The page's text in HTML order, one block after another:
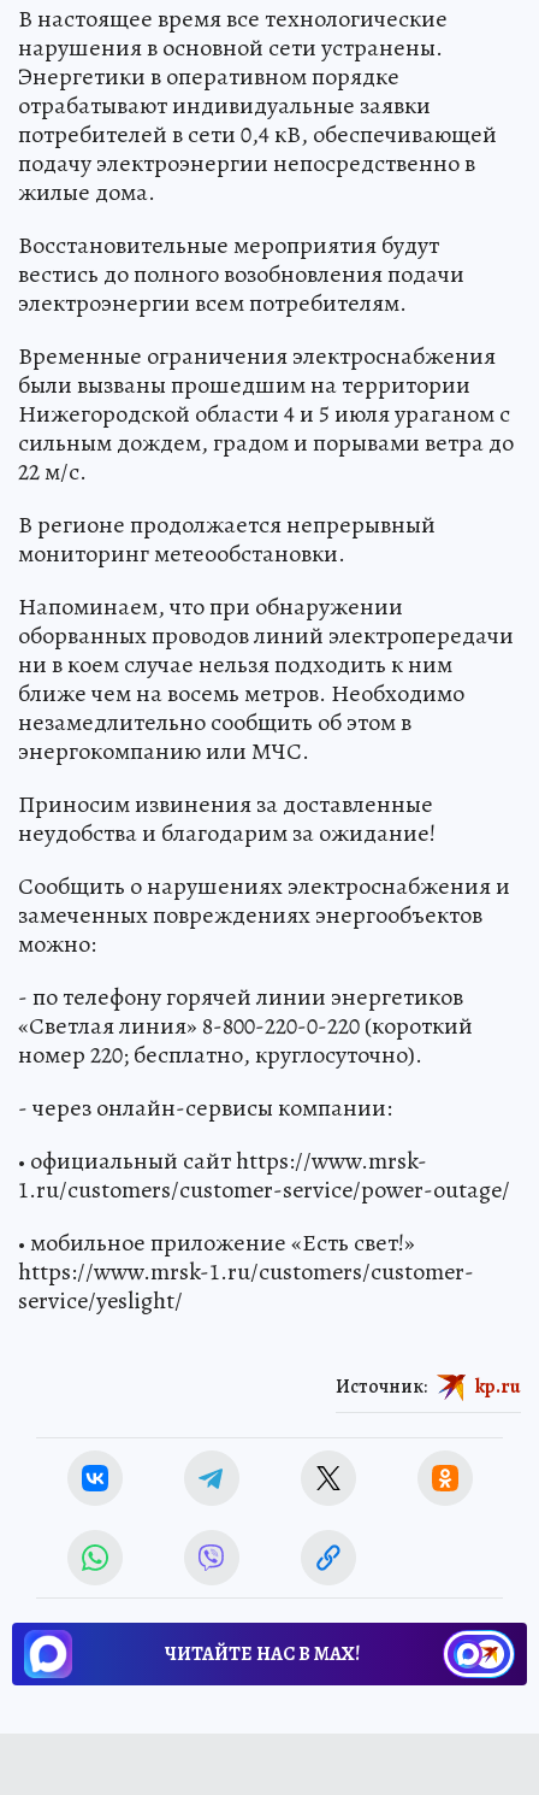
В настоящее время все технологические
нарушения в основной сети устранены.
Энергетики в оперативном порядке
отрабатывают индивидуальные заявки
потребителей в сети 0,4 кВ, обеспечивающей
подачу электроэнергии непосредственно в
жилые дома.
Восстановительные мероприятия будут
вестись до полного возобновления подачи
электроэнергии всем потребителям.
Временные ограничения электроснабжения
были вызваны прошедшим на территории
Нижегородской области 4 и 5 июля ураганом с
сильным дождем, градом и порывами ветра до
22 м/с.
В регионе продолжается непрерывный
мониторинг метеообстановки.
Напоминаем, что при обнаружении
оборванных проводов линий электропередачи
ни в коем случае нельзя подходить к ним
ближе чем на восемь метров. Необходимо
незамедлительно сообщить об этом в
энергокомпанию или МЧС.
Приносим извинения за доставленные
неудобства и благодарим за ожидание!
Сообщить о нарушениях электроснабжения и
замеченных повреждениях энергообъектов
можно:
- по телефону горячей линии энергетиков
«Светлая линия» 8-800-220-0-220 (короткий
номер 220; бесплатно, круглосуточно).
- через онлайн-сервисы компании:
• официальный сайт https://www.mrsk-
1.ru/customers/customer-service/power-outage/
• мобильное приложение «Есть свет!»
https://www.mrsk-1.ru/customers/customer-
service/yeslight/
Источник: kp.ru
ЧИТАЙТЕ НАС В МАХ!